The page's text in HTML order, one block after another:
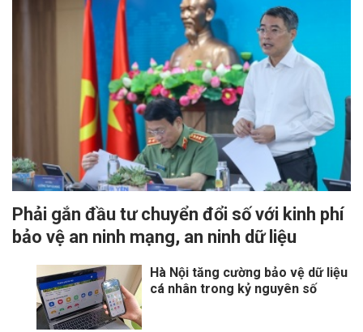
Phải gắn đầu tư chuyển đổi số với kinh phí
bảo vệ an ninh mạng, an ninh dữ liệu
Hà Nội tăng cường bảo vệ dữ liệu
cá nhân trong kỷ nguyên số